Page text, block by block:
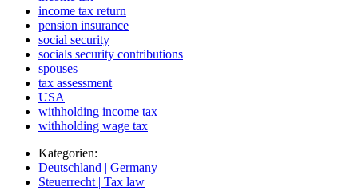
income tax return
pension insurance
social security
socials security contributions
spouses
tax assessment
USA
withholding income tax
withholding wage tax
Kategorien:
Deutschland | Germany
Steuerrecht | Tax law